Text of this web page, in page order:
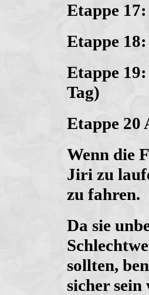
Etappe
Etappe
Etappe
Tag)
Etappe 20
Wenn die
Jiri zu
zu fahren.
Da sie
sollten,
sicher sein